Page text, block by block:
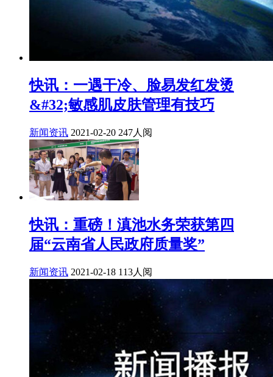
快讯：一遇干冷、脸易发红发烫
&#32;敏感肌皮肤管理有技巧
新闻资讯 2021-02-20 247人阅
快讯：重磅！滇池水务荣获第四
届“云南省人民政府质量奖”
新闻资讯 2021-02-18 113人阅